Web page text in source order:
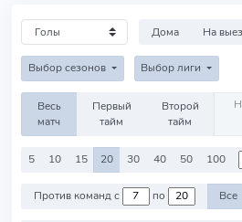
Дома На
Выбор сезонов Выбор лиги
Весь
матч
Первый
тайм
Второй
тайм
5 10 15 20 30 40 50 100
Против команд с по Все